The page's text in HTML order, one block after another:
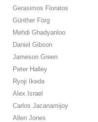
Gerasimos Floratos
Günther Förg
Mehdi Ghadyanloo
Daniel Gibson
Jameson Green
Peter Halley
Ryoji Ikeda
Alex Israel
Carlos Jacanamijoy
Allen Jones